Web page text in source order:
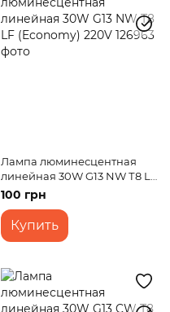
Лампа люминесцентная
линейная 30W G13 NW Т8 LF
(Economy) 220V
100 грн
Купить